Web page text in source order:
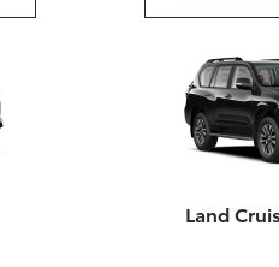
Land